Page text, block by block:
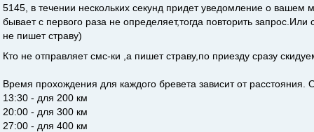
5145, в течении нескольких секунд придет уведомление о вашем
бывает с первого раза не определяет,тогда повторить
не пишет страву)
Кто не отправляет смс-ки ,а пишет страву,по приезду сразу
Время прохождения для каждого бревета зависит от расстояния.
13:30 - для 200 км
20:00 - для 300 км
27:00 - для 400 км